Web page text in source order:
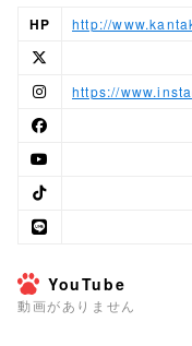
HP http://
https://
YouTube
動画がありません